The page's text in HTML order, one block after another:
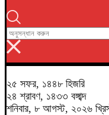
২৫ সফর, ১৪৪৮ হিজরি
২৪ শ্রাবণ, ১৪৩৩ বঙ্গাব্দ
শনিবার, ৮ আগস্ট, ২০২৬